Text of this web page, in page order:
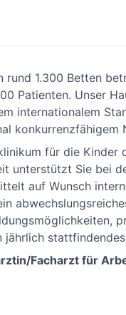
1.300 Betten
Patienten. Unser
internationalem
konkurrenzfähigem
für die Kinder
unterstützt Sie bei
auf Wunsch
jährlich
Facharzt für